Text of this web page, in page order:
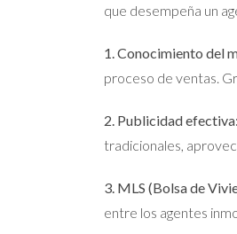
que desempeña un
1. Conocimiento del
proceso de ventas.
2. Publicidad efectiva:
tradicionales,
3. MLS (Bolsa de
entre los agentes